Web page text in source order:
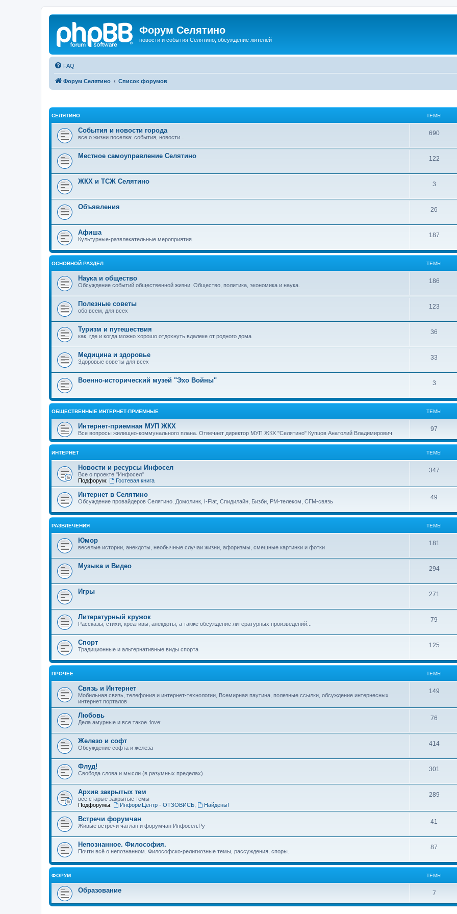
Форум Селятино
новости и события Селятино, обсуждение жителей
FAQ
Форум Селятино Список форумов
СЕЛЯТИНО ТЕМЫ
События и новости города
все о жизни поселка: события, новости...
690
Местное самоуправление Селятино 122
ЖКХ и ТСЖ Селятино 3
Объявления 26
Афиша
Культурные-развлекательные мероприятия.
187
ОСНОВНОЙ РАЗДЕЛ ТЕМЫ
Наука и общество
Обсуждение событий общественной жизни. Общество, политика, экономика и наука.
186
Полезные советы
обо всем, для всех
123
Туризм и путешествия
как, где и когда можно хорошо отдохнуть вдалеке от родного дома
36
Медицина и здоровье
Здоровые советы для всех
33
Военно-исторический музей "Эхо Войны" 3
ОБЩЕСТВЕННЫЕ ИНТЕРНЕТ-ПРИЕМНЫЕ ТЕМЫ
Интернет-приемная МУП ЖКХ
Все вопросы жилищно-коммунального плана. Отвечает директор МУП ЖКХ "Селятино" Купцов Анатолий Владимирович
97
ИНТЕРНЕТ ТЕМЫ
Новости и ресурсы Инфосел
Все о проекте "Инфосел"
Подфорум:
Гостевая книга
347
Интернет в Селятино
Обсуждение провайдеров Селятино. Домолинк, I-Flat, Спидилайн, Бизби, РМ-телеком, СГМ-связь
49
РАЗВЛЕЧЕНИЯ ТЕМЫ
Юмор
веселые истории, анекдоты, необычные случаи жизни, афоризмы, смешные картинки и фотки
181
Музыка и Видео 294
Игры 271
Литературный кружок
Рассказы, стихи, креативы, анекдоты, а также обсуждение литературных произведений...
79
Спорт
Традиционные и альтернативные виды спорта
125
ПРОЧЕЕ ТЕМЫ
Связь и Интернет
Мобильная связь, телефония и интернет-технологии, Всемирная паутина, полезные ссылки, обсуждение интернесных
интернет порталов
149
Любовь
Дела амурные и все такое :love:
76
Железо и софт
Обсуждение софта и железа
414
Флуд!
Свобода слова и мысли (в разумных пределах)
301
Архив закрытых тем
все старые закрытые темы
Подфорумы:
ИнформЦентр - ОТЗОВИСЬ, Найдены!
289
Встречи форумчан
Живые встречи чатлан и форумчан Инфосел.Ру
41
Непознанное. Философия.
Почти всё о непознанном. Философско-религиозные темы, рассуждения, споры.
87
ФОРУМ ТЕМЫ
Образование 7